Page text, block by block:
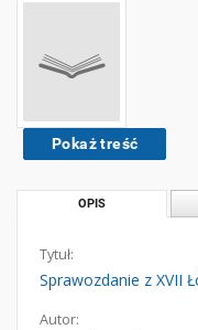
Pokaż treść
OPIS
Tytuł:
Sprawozdanie z XVII
Autor: